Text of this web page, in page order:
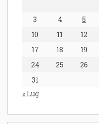
3
4 5
10
11 12
17
18 19
24
25 26
31
« Lug